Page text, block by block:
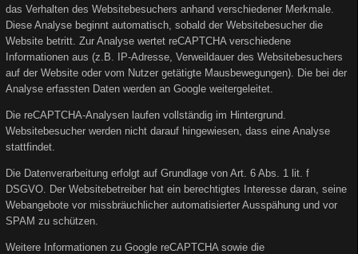
das Verhalten des Websitebesuchers anhand verschiedener Merkmale.
Diese Analyse beginnt automatisch, sobald der Websitebesucher die
Website betritt. Zur Analyse wertet reCAPTCHA verschiedene
Informationen aus (z.B. IP-Adresse, Verweildauer des Websitebesuchers
auf der Website oder vom Nutzer getätigte Mausbewegungen). Die bei der
Analyse erfassten Daten werden an Google weitergeleitet.
Die reCAPTCHA-Analysen laufen vollständig im Hintergrund.
Websitebesucher werden nicht darauf hingewiesen, dass eine Analyse
stattfindet.
Die Datenverarbeitung erfolgt auf Grundlage von Art. 6 Abs. 1 lit. f
DSGVO. Der Websitebetreiber hat ein berechtigtes Interesse daran, seine
Webangebote vor missbräuchlicher automatisierter Ausspähung und vor
SPAM zu schützen.
Weitere Informationen zu Google reCAPTCHA sowie die